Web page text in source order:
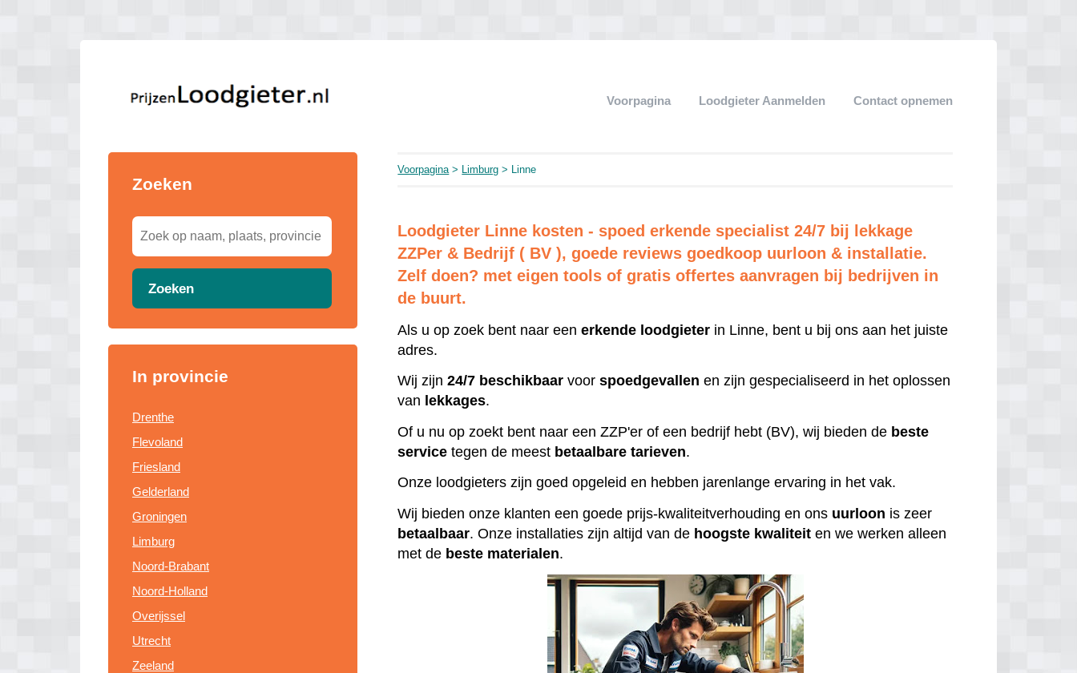
Voorpagina Loodgieter Aanmelden Contact opnemen
Zoeken
Zoeken
In provincie
Drenthe
Flevoland
Friesland
Gelderland
Groningen
Limburg
Noord-Brabant
Noord-Holland
Overijssel
Utrecht
Zeeland
Voorpagina> Limburg > Linne
Loodgieter Linne kosten - spoed erkende specialist 24/7 bij lekkage
ZZPer & Bedrijf ( BV ), goede reviews goedkoop uurloon & installatie.
Zelf doen? met eigen tools of gratis offertes aanvragen bij bedrijven in
de buurt.
Als u op zoek bent naar eenerkende loodgieter in Linne, bent u bij ons aan het juiste
adres.
Wij zijn24/7 beschikbaar voorspoedgevallen en zijn gespecialiseerd in het oplossen
van lekkages.
Of u nu op zoekt bent naar een ZZP'er of een bedrijf hebt (BV), wij bieden de beste
service tegen de meest betaalbare tarieven.
Onze loodgieters zijn goed opgeleid en hebben jarenlange ervaring in het vak.
Wij bieden onze klanten een goede prijs-kwaliteitverhouding en ons uurloon is zeer
betaalbaar. Onze installaties zijn altijd van de hoogste kwaliteit en we werken alleen
met de beste materialen.